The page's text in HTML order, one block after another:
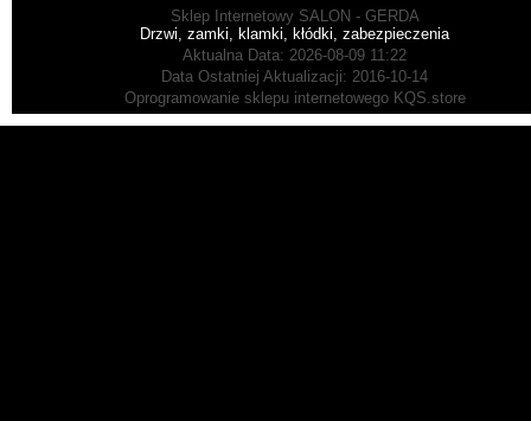
Sklep Internetowy SALON - GERDA
Drzwi, zamki, klamki, kłódki, zabezpieczenia
Aktualna Data: 2026-08-09 11:22
Data Ostatniej Aktualizacji: 2016-10-14
Oprogramowanie sklepu internetowegoKQS.store